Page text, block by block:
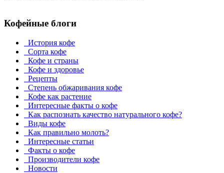
Кофейные блоги
История кофе
Сорта кофе
Кофе и страны
Кофе и здоровье
Рецепты
Степень обжаривания кофе
Кофе как растение
Интересные факты о кофе
Как распознать качество натурального кофе?
Виды кофе
Как правильно молоть?
Интересные статьи
Факты о кофе
Производители кофе
Новости